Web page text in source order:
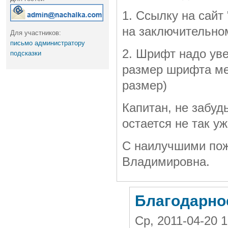
Для участников:
письмо администратору
подсказки
1. Ссылку на
на
2. Шрифт надо
размер шрифта
размер)
Капитан, не
остается не так
С наилучшими
Владимировна.
Ср, 2011-04-20